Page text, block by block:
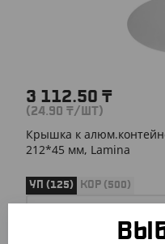
3 112.50 ₸
(24.90 ₸/ШТ)
Крышка к
212*45 мм, Lamina
УП (125) КОР (500)